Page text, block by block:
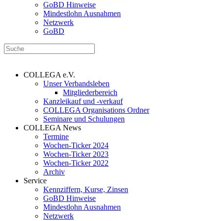
GoBD Hinweise
Mindestlohn Ausnahmen
Netzwerk
GoBD
COLLEGA e.V.
Unser Verbandsleben
Mitgliederbereich
Kanzleikauf und -verkauf
COLLEGA Organisations Ordner
Seminare und Schulungen
COLLEGA News
Termine
Wochen-Ticker 2024
Wochen-Ticker 2023
Wochen-Ticker 2022
Archiv
Service
Kennziffern, Kurse, Zinsen
GoBD Hinweise
Mindestlohn Ausnahmen
Netzwerk